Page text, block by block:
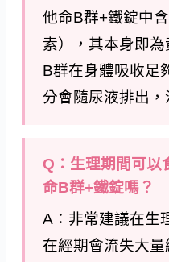
他命B群+鐵錠中
素），其本身即
B群在身體吸收足
分會隨尿液排出，
Q：生理期間可以
命B群+鐵錠嗎？
A：非常建議在生
在經期會流失大量